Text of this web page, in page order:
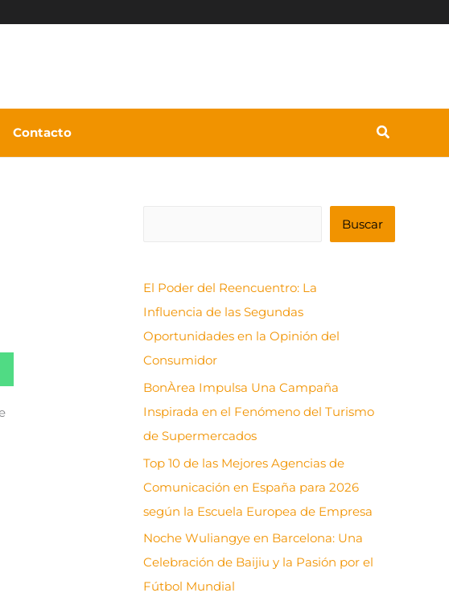
Contacto
c
a
r
Buscar
El Poder del Reencuentro: La
Influencia de las Segundas
Oportunidades en la Opinión del
Consumidor
BonÀrea Impulsa Una Campaña
Inspirada en el Fenómeno del Turismo
de Supermercados
Top 10 de las Mejores Agencias de
Comunicación en España para 2026
según la Escuela Europea de Empresa
Noche Wuliangye en Barcelona: Una
Celebración de Baijiu y la Pasión por el
Fútbol Mundial